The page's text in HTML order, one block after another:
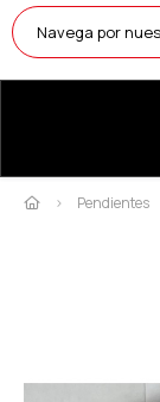
Pendientes